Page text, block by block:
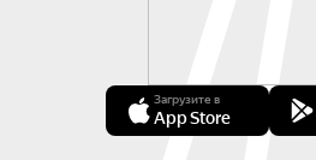
Загрузите в
App Store